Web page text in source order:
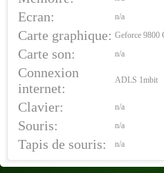
Ecran: n/a
Carte graphique: Geforce 9800
Carte son: n/a
Connexion
internet:
ADLS 1mbit
Clavier: n/a
Souris: n/a
Tapis de souris: n/a